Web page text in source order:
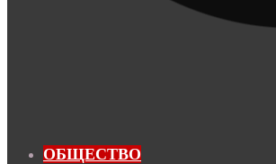
ОБЩЕСТВО